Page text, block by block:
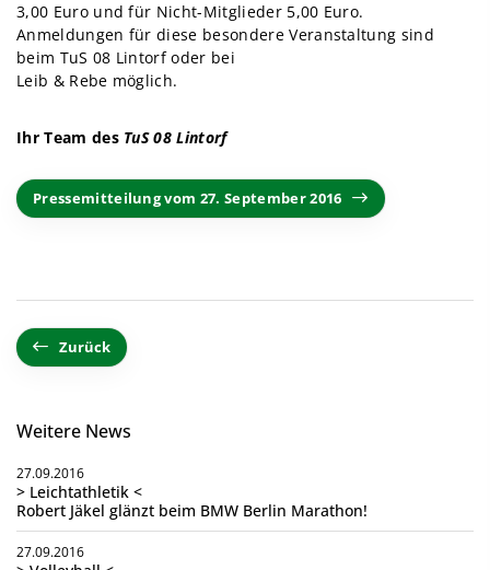
3,00 Euro und für Nicht-Mitglieder 5,00 Euro.
Anmeldungen für diese besondere Veranstaltung sind
beim TuS 08 Lintorf oder bei
Leib & Rebe möglich.
Ihr Team des TuS 08 Lintorf
Pressemitteilung vom 27. September 2016
Zurück
Weitere News
27.09.2016
> Leichtathletik <
Robert Jäkel glänzt beim BMW Berlin Marathon!
27.09.2016